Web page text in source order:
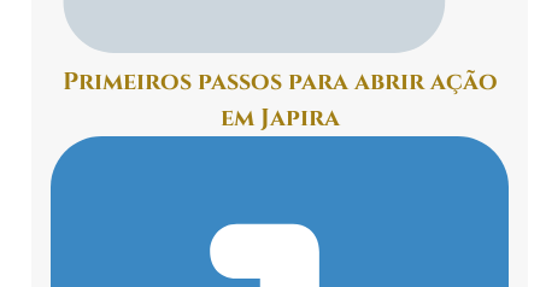
Primeiros passos para abrir ação
em Japira